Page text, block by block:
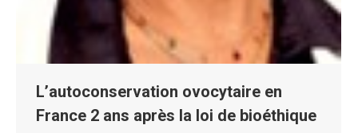
L’autoconservation ovocytaire en
France 2 ans après la loi de bioéthique